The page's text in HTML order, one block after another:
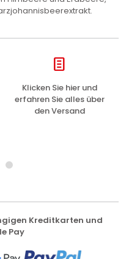
Klicken Sie hier und
erfahren Sie alles über
den Versand
Kreditkarten und
Pay